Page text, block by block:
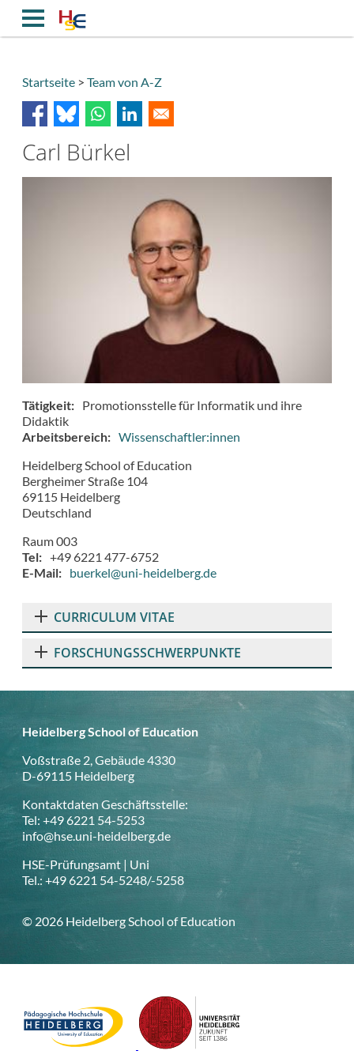
Inhalt
Breadcrumb
Startseite Team von A-Z
Carl Bürkel
Tätigkeit
Promotionsstelle für Informatik und ihre
Didaktik
Arbeitsbereich
Wissenschaftler:innen
Heidelberg School of Education
Bergheimer Straße 104
69115 Heidelberg
Deutschland
Raum 003
Tel
+49 6221 477-6752
E-Mail
buerkel@uni-heidelberg.de
CURRICULUM VITAE
FORSCHUNGSSCHWERPUNKTE
Heidelberg School of Education
Voßstraße 2, Gebäude 4330
D-69115 Heidelberg
Kontaktdaten Geschäftsstelle:
Tel: +49 6221 54-5253
info@hse.uni-heidelberg.de
HSE-Prüfungsamt | Uni
Tel.: +49 6221 54-5248/-5258
© 2026 Heidelberg School of Education